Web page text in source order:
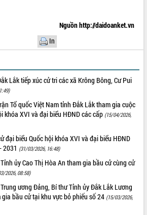
Nguồn http://daidoanket.vn
In
Lắk tiếp xúc cử tri các xã Krông Bông, Cư Pui
Tổ quốc Việt Nam tỉnh Đắk Lắk tham gia cuộc
khóa XVI và đại biểu HĐND các cấp (15/04/2026,
đại biểu Quốc hội khóa XVI và đại biểu HĐND
2031 (31/03/2026, 16:48)
ủy Cao Thị Hòa An tham gia bầu cử cùng cử
2026, 08:58)
ương Đảng, Bí thư Tỉnh ủy Đắk Lắk Lương
bầu cử tại khu vực bỏ phiếu số 24 (15/03/2026,